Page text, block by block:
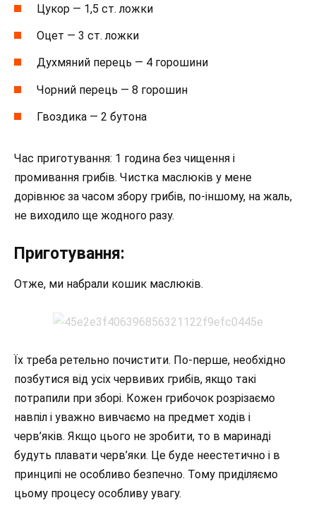
Цукор — 1,5 ст. ложки
Оцет — 3 ст. ложки
Духмяний перець — 4 горошини
Чорний перець — 8 горошин
Гвоздика — 2 бутона
Час приготування: 1 година без чищення і
промивання грибів. Чистка маслюків у мене
дорівнює за часом збору грибів, по-іншому, на жаль,
не виходило ще жодного разу.
Приготування:
Отже, ми набрали кошик маслюків.
Їх треба ретельно почистити. По-перше, необхідно
позбутися від усіх червивих грибів, якщо такі
потрапили при зборі. Кожен грибочок розрізаємо
навпіл і уважно вивчаємо на предмет ходів і
черв’яків. Якщо цього не зробити, то в маринаді
будуть плавати черв’яки. Це буде неестетично і в
принципі не особливо безпечно. Тому приділяємо
цьому процесу особливу увагу.